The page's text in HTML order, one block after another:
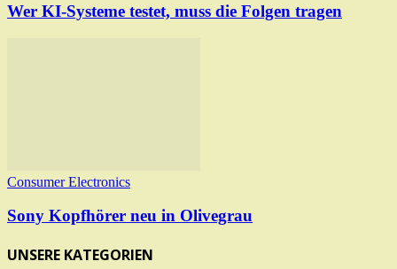
Wer KI-Systeme testet, muss die Folgen tragen
Consumer Electronics
Sony Kopfhörer neu in Olivegrau
UNSERE KATEGORIEN